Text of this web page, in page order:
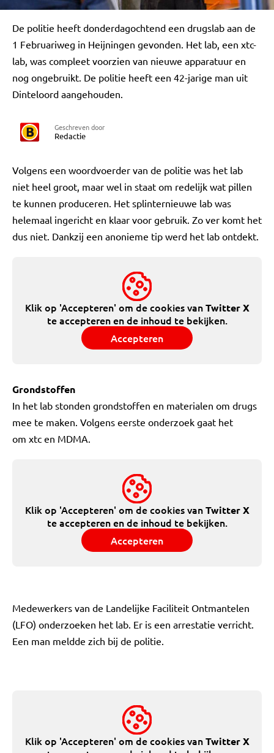
De politie heeft donderdagochtend een drugslab aan de
1 Februariweg in Heijningen gevonden. Het lab, een xtc-
lab, was compleet voorzien van nieuwe apparatuur en
nog ongebruikt. De politie heeft een 42-jarige man uit
Dinteloord aangehouden.
Geschreven door
Redactie
Volgens een woordvoerder van de politie was het lab
niet heel groot, maar wel in staat om redelijk wat pillen
te kunnen produceren. Het splinternieuwe lab was
helemaal ingericht en klaar voor gebruik. Zo ver komt het
dus niet. Dankzij een anonieme tip werd het lab ontdekt.
Klik op 'Accepteren' om de cookies vanTwitter X
te accepteren en de inhoud te bekijken.
Accepteren
Grondstoffen
In het lab stonden grondstoffen en materialen om drugs
mee te maken. Volgens eerste onderzoek gaat het
om xtc en MDMA.
Klik op 'Accepteren' om de cookies vanTwitter X
te accepteren en de inhoud te bekijken.
Accepteren
Medewerkers van de Landelijke Faciliteit Ontmantelen
(LFO) onderzoeken het lab. Er is een arrestatie verricht.
Een man meldde zich bij de politie.
Klik op 'Accepteren' om de cookies vanTwitter X